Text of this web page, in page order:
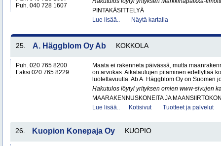
Puh. 040 728 1607
PINTAKÄSITTELYÄ
Lue lisää..
Näytä kartalla
25. A. Häggblom Oy Ab KOKKOLA
Puh. 020 765 8200
Faksi 020 765 8229
Maata ei rakenneta päivässä, mutta
on arvokas. Aikataulujen pitäminen edellyttää
luotettavuutta. Ab A. Häggblom Oy on Suomen
Hakutulos löytyi yrityksen omien www-sivujen
MAARAKENNUSKONEITA JA
Lue lisää..
Kotisivut Tuotteet ja palvelut
26. Kuopion Konepaja Oy KUOPIO